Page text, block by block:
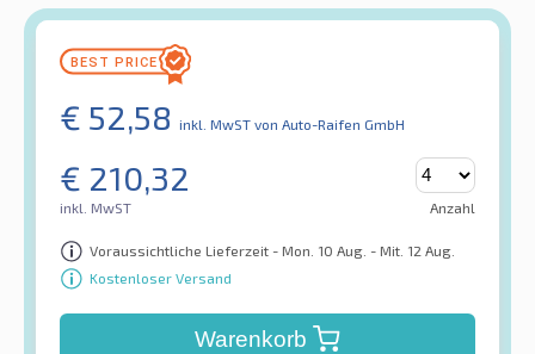
€ 52,58 inkl. MwST von Auto-Raifen GmbH
€ 210,32
inkl. MwST Anzahl
Voraussichtliche Lieferzeit - Mon. 10 Aug. - Mit. 12 Aug.
Kostenloser Versand
Warenkorb